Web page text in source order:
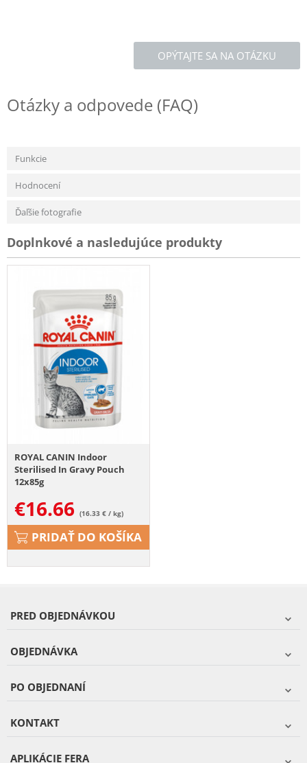
OPÝTAJTE SA NA OTÁZKU
Otázky a odpovede (FAQ)
Funkcie
Hodnocení
Ďaľšie fotografie
Doplnkové a nasledujúce produkty
ROYAL CANIN Indoor
Sterilised In Gravy Pouch
12x85g
€16.66 (16.33 € / kg)
PRIDAŤ DO KOŠÍKA
PRED OBJEDNÁVKOU
OBJEDNÁVKA
PO OBJEDNANÍ
KONTAKT
APLIKÁCIE FERA